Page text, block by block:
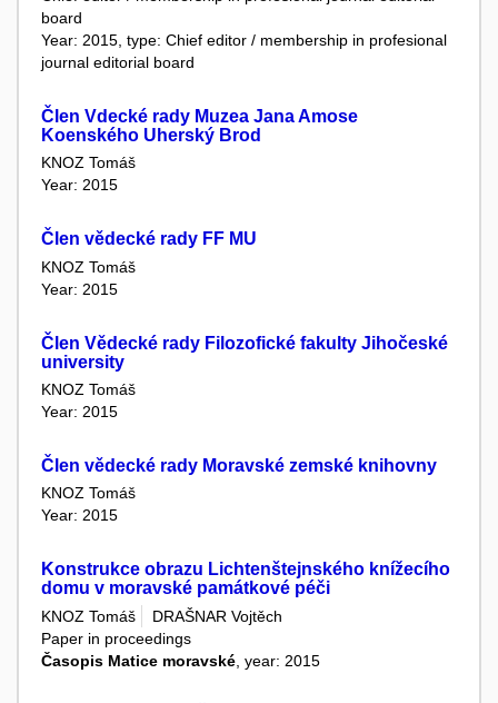
board
Year: 2015, type: Chief editor / membership in profesional
journal editorial board
Člen Vdecké rady Muzea Jana Amose
Koenského Uherský Brod
KNOZ Tomáš
Year: 2015
Člen vědecké rady FF MU
KNOZ Tomáš
Year: 2015
Člen Vědecké rady Filozofické fakulty Jihočeské
university
KNOZ Tomáš
Year: 2015
Člen vědecké rady Moravské zemské knihovny
KNOZ Tomáš
Year: 2015
Konstrukce obrazu Lichtenštejnského knížecího
domu v moravské památkové péči
KNOZ Tomáš
DRAŠNAR Vojtěch
Paper in proceedings
Časopis Matice moravské , year: 2015